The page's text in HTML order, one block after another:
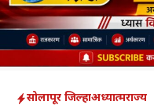
सोलापूर जिल्हाअध्यात्मराज्य